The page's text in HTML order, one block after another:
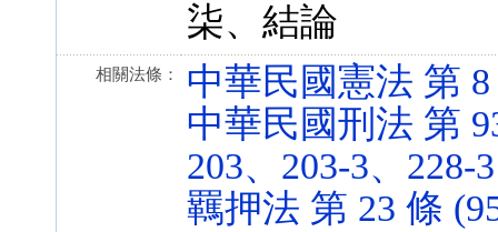
柒、結論
相關法條：
中華民國憲法 第 8
中華民國刑法 第
203、203-3、228-
羈押法 第 23 條